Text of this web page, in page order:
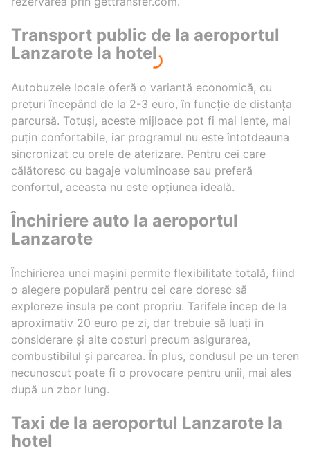
Transport public de la aeroportul
Lanzarote la hotel
Autobuzele locale oferă o variantă economică, cu
prețuri începând de la 2-3 euro, în funcție de distanța
parcursă. Totuși, aceste mijloace pot fi mai lente, mai
puțin confortabile, iar programul nu este întotdeauna
sincronizat cu orele de aterizare. Pentru cei care
călătoresc cu bagaje voluminoase sau preferă
confortul, aceasta nu este opțiunea ideală.
Închiriere auto la aeroportul
Lanzarote
Închirierea unei mașini permite flexibilitate totală, fiind
o alegere populară pentru cei care doresc să
exploreze insula pe cont propriu. Tarifele încep de la
aproximativ 20 euro pe zi, dar trebuie să luați în
considerare și alte costuri precum asigurarea,
combustibilul și parcarea. În plus, condusul pe un teren
necunoscut poate fi o provocare pentru unii, mai ales
după un zbor lung.
Taxi de la aeroportul Lanzarote la
hotel